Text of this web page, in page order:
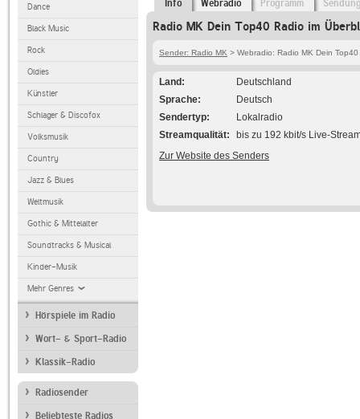
Dance
Black Music
Rock
Oldies
Künstler
Schlager & Discofox
Volksmusik
Country
Jazz & Blues
Weltmusik
Gothic & Mittelalter
Soundtracks & Musical
Kinder-Musik
Mehr Genres
Hörspiele im Radio
Wort- & Sport-Radio
Klassik-Radio
Radiosender
Beliebteste Radios
Info Webradio Programm
Radio MK Dein Top40 Radio im
Sender: Radio MK > Webradio: Radio MK Dein
Land
Deutschland
Sprache
Deutsch
Sendertyp
Lokalradio
Streamqualität
bis zu 192 kbit/s Live-
Zur Website des Senders